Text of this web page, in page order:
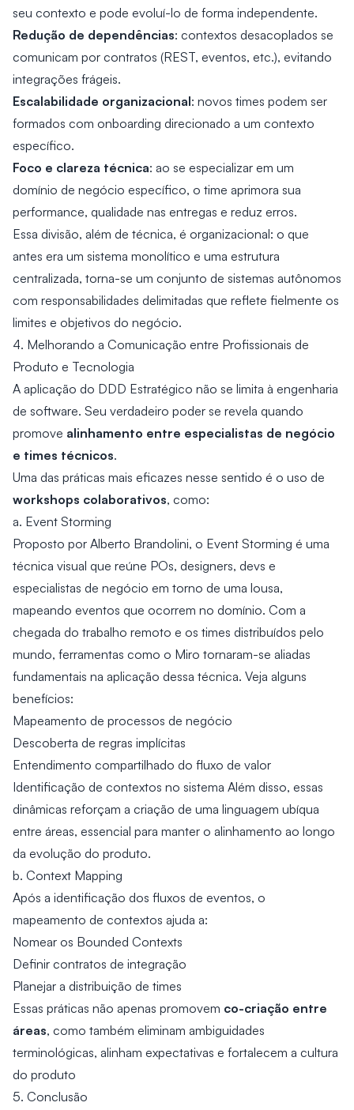
seu contexto e pode evoluí-lo de forma independente.
Redução de dependências: contextos desacoplados se
comunicam por contratos (REST, eventos, etc.), evitando
integrações frágeis.
Escalabilidade organizacional: novos times podem ser
formados com onboarding direcionado a um contexto
específico.
Foco e clareza técnica: ao se especializar em um
domínio de negócio específico, o time aprimora sua
performance, qualidade nas entregas e reduz erros.
Essa divisão, além de técnica, é organizacional: o que
antes era um sistema monolítico e uma estrutura
centralizada, torna-se um conjunto de sistemas autônomos
com responsabilidades delimitadas que reflete fielmente os
limites e objetivos do negócio.
4. Melhorando a Comunicação entre Profissionais de
Produto e Tecnologia
A aplicação do DDD Estratégico não se limita à engenharia
de software. Seu verdadeiro poder se revela quando
promove alinhamento entre especialistas de negócio
e times técnicos.
Uma das práticas mais eficazes nesse sentido é o uso de
workshops colaborativos, como:
a. Event Storming
Proposto por Alberto Brandolini, o Event Storming é uma
técnica visual que reúne POs, designers, devs e
especialistas de negócio em torno de uma lousa,
mapeando eventos que ocorrem no domínio. Com a
chegada do trabalho remoto e os times distribuídos pelo
mundo, ferramentas como o Miro tornaram-se aliadas
fundamentais na aplicação dessa técnica. Veja alguns
benefícios:
Mapeamento de processos de negócio
Descoberta de regras implícitas
Entendimento compartilhado do fluxo de valor
Identificação de contextos no sistema Além disso, essas
dinâmicas reforçam a criação de uma linguagem ubíqua
entre áreas, essencial para manter o alinhamento ao longo
da evolução do produto.
b. Context Mapping
Após a identificação dos fluxos de eventos, o
mapeamento de contextos ajuda a:
Nomear os Bounded Contexts
Definir contratos de integração
Planejar a distribuição de times
Essas práticas não apenas promovem co-criação entre
áreas, como também eliminam ambiguidades
terminológicas, alinham expectativas e fortalecem a cultura
do produto
5. Conclusão